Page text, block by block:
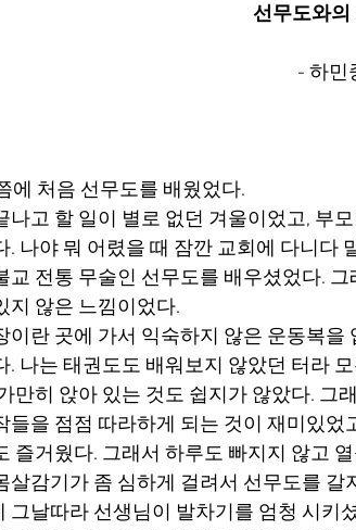
선무도와의
- 하
에 처음 선무도를 배웠었다.
나고 할 일이 별로 없던 겨울이었고, 부
. 나야 뭐 어렸을 때 잠깐 교회에 다니다
교 전통 무술인 선무도를 배우셨었다.
지 않은 느낌이었다.
이란 곳에 가서 익숙하지 않은 운동복
. 나는 태권도도 배워보지 않았던 터라
만히 앉아 있는 것도 쉽지가 않았다. 그
들을 점점 따라하게 되는 것이 재미있
즐거웠다. 그래서 하루도 빠지지 않고
살감기가 좀 심하게 걸려서 선무도를 갈
그날따라 선생님이 발차기를 엄청 시키